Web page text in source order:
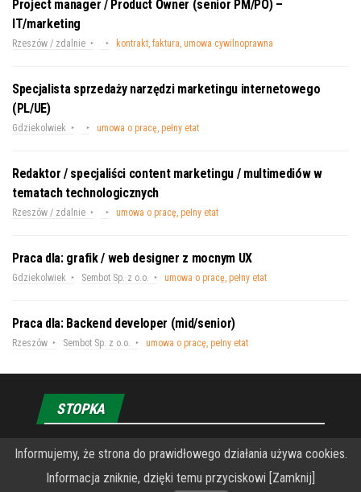
Project manager / Product Owner (senior PM/PO) –
IT/marketing
Rzeszów / zdalnie kontrakt, faktura, umowa cywilnoprawna
Specjalista sprzedaży narzędzi marketingu internetowego
(PL/UE)
Gdziekolwiek umowa o pracę, pełny etat
Redaktor / specjaliści content marketingu / multimediów w
tematach technologicznych
Rzeszów / zdalnie umowa o pracę, pełny etat
Praca dla: grafik / web designer z mocnym UX
Gdziekolwiek Sembot Sp. z o.o. umowa o pracę, pełny etat
Praca dla: Backend developer (mid/senior)
Rzeszów Sembot Sp. z o.o. umowa o pracę, pełny etat
STOPKA
O Fundacji PRZEkarpacie
Wykonanie portalu – specjaliści stron www WordPress
Informujemy, że strona do prawidłowego działania używa cookies.
Informacja zniknie, dzięki temu przyciskowi [Zamknij]